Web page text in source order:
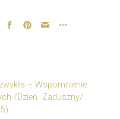
– Wspomnienie
/Dzień Zaduszny/